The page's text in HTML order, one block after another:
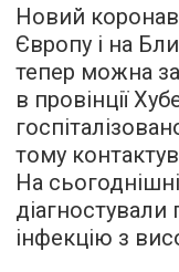
Новий
Європу і на
тепер можна
в провінції
тому
На
діагностували
інфекцію з